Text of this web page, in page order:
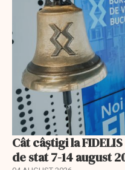
Cât câștigi la
de stat 7-14 august